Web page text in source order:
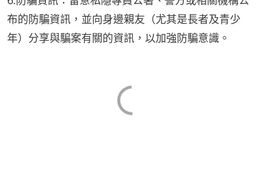
布的防騙資訊，並向身邊親友（尤其是長者及青少
年）分享與騙案有關的資訊，以加強防騙意識。